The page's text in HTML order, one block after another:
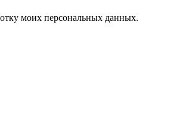
моих персональных данных.